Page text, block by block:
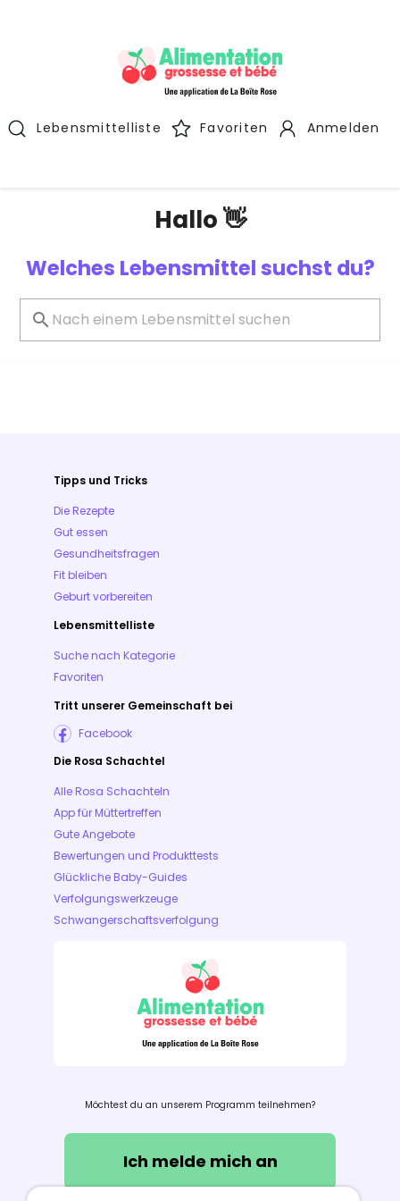
Lebensmittelliste Favoriten Anmelden
Hallo 👋
Welches Lebensmittel suchst du?
Tipps und Tricks
Die Rezepte
Gut essen
Gesundheitsfragen
Fit bleiben
Geburt vorbereiten
Lebensmittelliste
Suche nach Kategorie
Favoriten
Tritt unserer Gemeinschaft bei
Facebook
Die Rosa Schachtel
Alle Rosa Schachteln
App für Müttertreffen
Gute Angebote
Bewertungen und Produkttests
Glückliche Baby-Guides
Verfolgungswerkzeuge
Schwangerschaftsverfolgung
Möchtest du an unserem Programm teilnehmen?
Ich melde mich an